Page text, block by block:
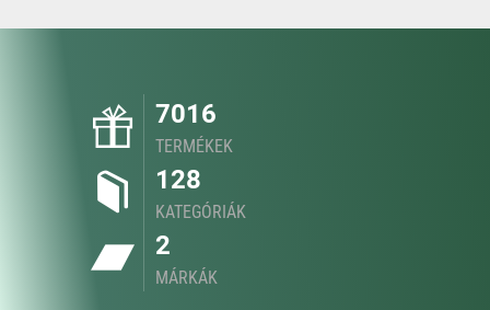
7016
TERMÉKEK
128
KATEGÓRIÁK
2
MÁRKÁK